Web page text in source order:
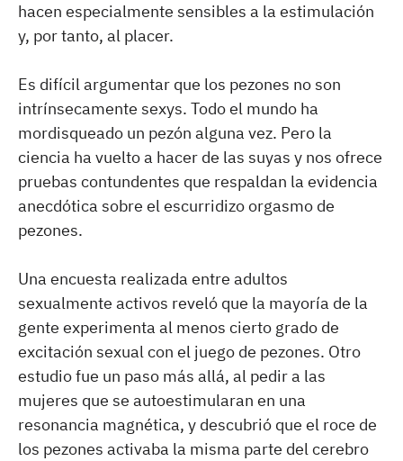
hacen especialmente sensibles a la estimulación
y, por tanto, al placer.
Es difícil argumentar que los pezones no son
intrínsecamente sexys. Todo el mundo ha
mordisqueado un pezón alguna vez. Pero la
ciencia ha vuelto a hacer de las suyas y nos ofrece
pruebas contundentes que respaldan la evidencia
anecdótica sobre el escurridizo orgasmo de
pezones.
Una encuesta realizada entre adultos
sexualmente activos reveló que la mayoría de la
gente experimenta al menos cierto grado de
excitación sexual con el juego de pezones. Otro
estudio fue un paso más allá, al pedir a las
mujeres que se autoestimularan en una
resonancia magnética, y descubrió que el roce de
los pezones activaba la misma parte del cerebro